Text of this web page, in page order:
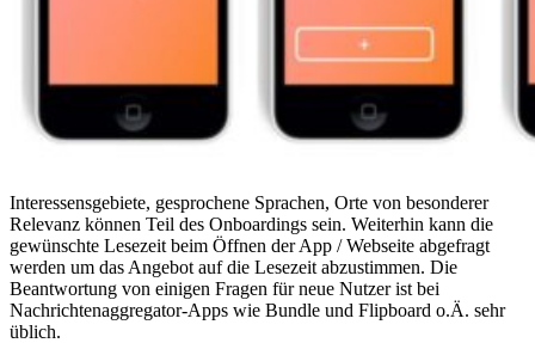
Interessensgebiete, gesprochene Sprachen, Orte von besonderer
Relevanz können Teil des Onboardings sein. Weiterhin kann die
gewünschte Lesezeit beim Öffnen der App / Webseite abgefragt
werden um das Angebot auf die Lesezeit abzustimmen. Die
Beantwortung von einigen Fragen für neue Nutzer ist bei
Nachrichtenaggregator-Apps wie Bundle und Flipboard o.Ä. sehr
üblich.